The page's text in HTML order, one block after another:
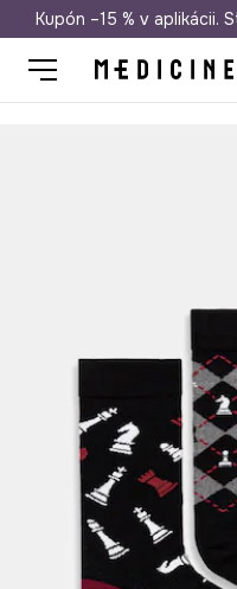
Doprava
Kupón –15 % v aplikácii.